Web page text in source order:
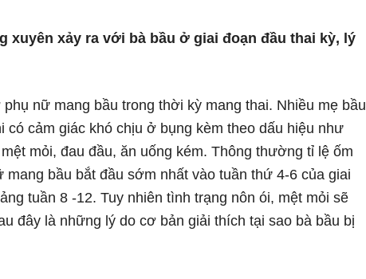
xuyên xảy ra với bà bầu ở giai đoạn đầu thai kỳ, lý
nữ mang bầu trong thời kỳ mang thai. Nhiều mẹ bầu
có cảm giác khó chịu ở bụng kèm theo dấu hiệu như
mỏi, đau đầu, ăn uống kém. Thông thường tỉ lệ ốm
mang bầu bắt đầu sớm nhất vào tuần thứ 4-6 của giai
tuần 8 -12. Tuy nhiên tình trạng nôn ói, mệt mỏi sẽ
đây là những lý do cơ bản giải thích tại sao bà bầu bị